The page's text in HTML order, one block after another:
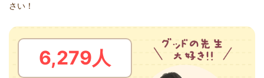
さい！
6,279人